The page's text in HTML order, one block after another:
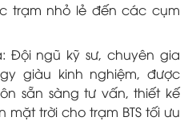
trạm nhỏ lẻ đến các cụm
Đội ngũ kỹ sư, chuyên gia
giàu kinh nghiệm, được
sẵn sàng tư vấn, thiết kế
trời cho trạm BTS tối ưu